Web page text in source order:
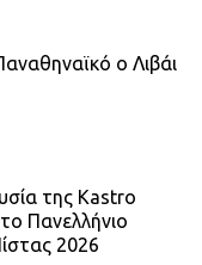
ο Λιβάι
της Kastro
Πανελλήνιο
2026